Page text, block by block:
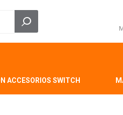
ACCESORIOS SWITCH